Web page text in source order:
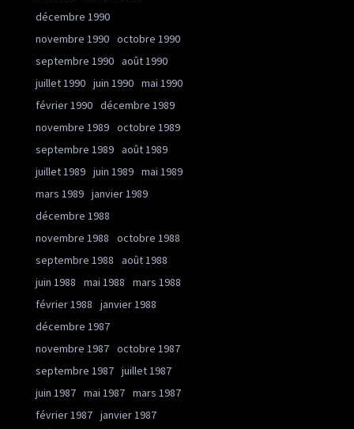
décembre 1990
novembre 1990 octobre 1990
septembre 1990 août 1990
juillet 1990 juin 1990 mai 1990
février 1990 décembre 1989
novembre 1989 octobre 1989
septembre 1989 août 1989
juillet 1989 juin 1989 mai 1989
mars 1989 janvier 1989
décembre 1988
novembre 1988
octobre 1988
septembre 1988
août 1988
juin 1988
mai 1988
mars 1988
février 1988
janvier 1988
décembre 1987
novembre 1987 octobre 1987
septembre 1987 juillet 1987
juin 1987 mai 1987 mars 1987
février 1987 janvier 1987